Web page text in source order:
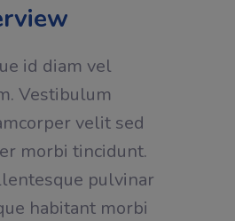
id diam vel
Vestibulum
velit sed
morbi tincidunt.
pulvinar
habitant morbi